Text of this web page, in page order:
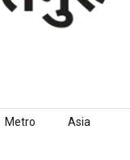
Metro Asia